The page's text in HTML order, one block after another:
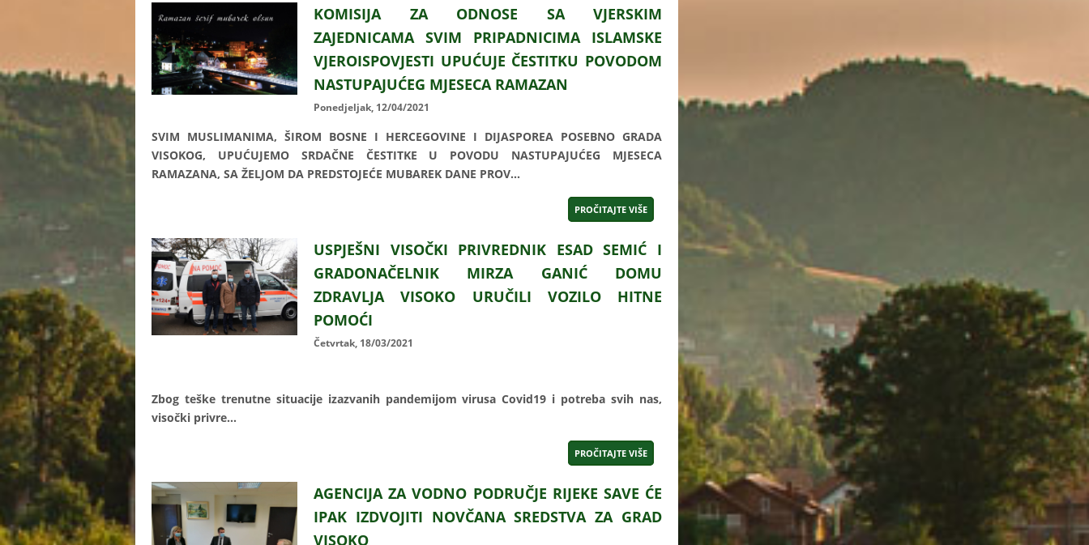
KOMISIJA ZA ODNOSE SA VJERSKIM
ZAJEDNICAMA SVIM PRIPADNICIMA ISLAMSKE
VJEROISPOVJESTI UPUĆUJE ČESTITKU POVODOM
NASTUPAJUĆEG MJESECA RAMAZAN
Ponedjeljak, 12/04/2021
SVIM MUSLIMANIMA, ŠIROM BOSNE I HERCEGOVINE I DIJASPOREA POSEBNO GRADA
VISOKOG, UPUĆUJEMO SRDAČNE ČESTITKE U POVODU NASTUPAJUĆEG MJESECA
RAMAZANA, SA ŽELJOM DA PREDSTOJEĆE MUBAREK DANE PROV...
PROČITAJTE VIŠE
USPJEŠNI VISOČKI PRIVREDNIK ESAD SEMIĆ I
GRADONAČELNIK MIRZA GANIĆ DOMU
ZDRAVLJA VISOKO URUČILI VOZILO HITNE
POMOĆI
Četvrtak, 18/03/2021
Zbog teške trenutne situacije izazvanih pandemijom virusa Covid19 i potreba svih nas,
visočki privre...
PROČITAJTE VIŠE
AGENCIJA ZA VODNO PODRUČJE RIJEKE SAVE ĆE
IPAK IZDVOJITI NOVČANA SREDSTVA ZA GRAD
VISOKO